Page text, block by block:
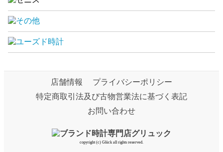
店舗情報
プライバシーポリシー
特定商取引法及び古物営業法に基づく表記
お問い合わせ
copyright (c) Glück all rights reserved.